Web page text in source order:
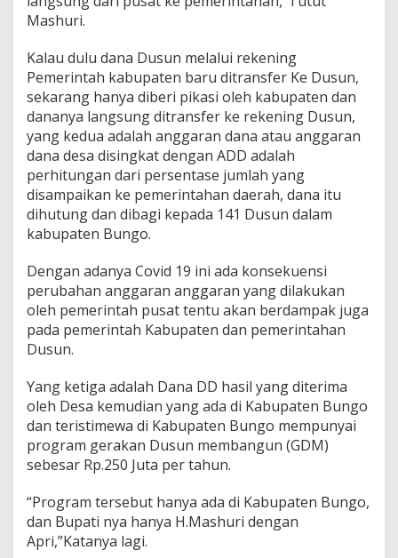
Mashuri.
Kalau dulu dana Dusun melalui rekening
Pemerintah kabupaten baru ditransfer Ke Dusun,
sekarang hanya diberi pikasi oleh kabupaten dan
dananya langsung ditransfer ke rekening Dusun,
yang kedua adalah anggaran dana atau anggaran
dana desa disingkat dengan ADD adalah
perhitungan dari persentase jumlah yang
disampaikan ke pemerintahan daerah, dana itu
dihutung dan dibagi kepada 141 Dusun dalam
kabupaten Bungo.
Dengan adanya Covid 19 ini ada konsekuensi
perubahan anggaran anggaran yang dilakukan
oleh pemerintah pusat tentu akan berdampak juga
pada pemerintah Kabupaten dan pemerintahan
Dusun.
Yang ketiga adalah Dana DD hasil yang diterima
oleh Desa kemudian yang ada di Kabupaten Bungo
dan teristimewa di Kabupaten Bungo mempunyai
program gerakan Dusun membangun (GDM)
sebesar Rp.250 Juta per tahun.
“Program tersebut hanya ada di Kabupaten Bungo,
dan Bupati nya hanya H.Mashuri dengan
Apri,”Katanya lagi.